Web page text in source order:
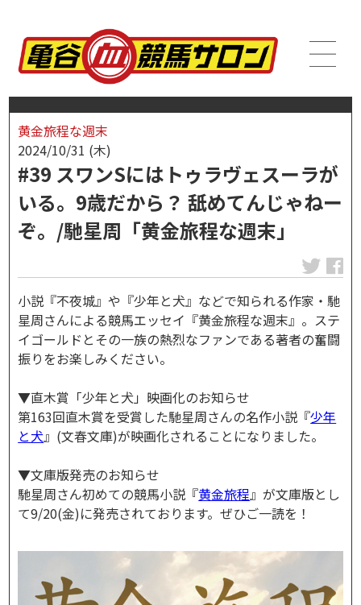
黄金旅程な週末
2024/10/31 (木)
#39 スワンSにはトゥラヴェスーラが
いる。9歳だから？ 舐めてんじゃねー
ぞ。/馳星周「黄金旅程な週末」
小説『不夜城』や『少年と犬』などで知られる作家・馳
星周さんによる競馬エッセイ『黄金旅程な週末』。ステ
イゴールドとその一族の熱烈なファンである著者の奮闘
振りをお楽しみください。
▼直木賞「少年と犬」映画化のお知らせ
第163回直木賞を受賞した馳星周さんの名作小説『少年
と犬』(文春文庫)が映画化されることになりました。
▼文庫版発売のお知らせ
馳星周さん初めての競馬小説『黄金旅程』が文庫版とし
て9/20(金)に発売されております。ぜひご一読を！